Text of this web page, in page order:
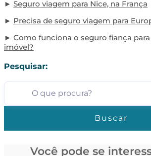
Seguro viagem para Nice, na França
Precisa de seguro viagem para
Como funciona o seguro fiança
imóvel?
Pesquisar:
Buscar
Você pode se